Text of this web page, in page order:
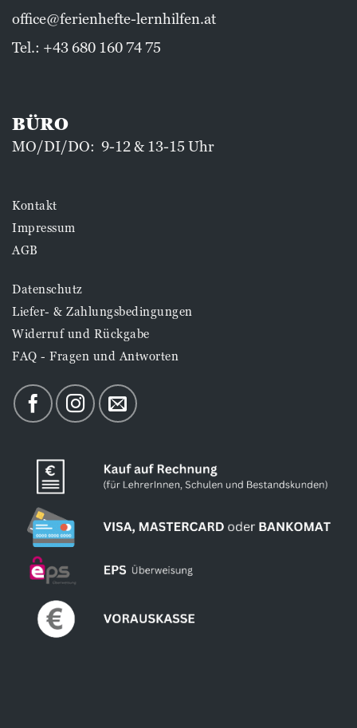
office@ferienhefte-lernhilfen.at
Tel.: +43 680 160 74 75
BÜRO
MO/DI/DO: 9-12 & 13-15 Uhr
Kontakt
Impressum
AGB
Datenschutz
Liefer- & Zahlungsbedingungen
Widerruf und Rückgabe
FAQ - Fragen und Antworten